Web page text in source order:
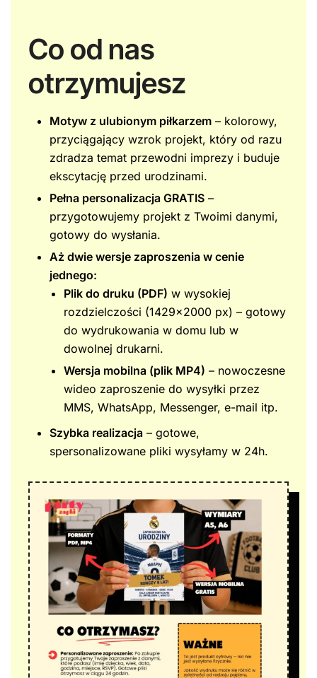
Co od nas
otrzymujesz
Motyw z ulubionym piłkarzem – kolorowy,
przyciągający wzrok projekt, który od razu
zdradza temat przewodni imprezy i buduje
ekscytację przed urodzinami.
Pełna personalizacja GRATIS –
przygotowujemy projekt z Twoimi danymi,
gotowy do wysłania.
Aż dwie wersje zaproszenia w cenie
jednego:
Plik do druku (PDF) w wysokiej
rozdzielczości (1429×2000 px) – gotowy
do wydrukowania w domu lub w
dowolnej drukarni.
Wersja mobilna (plik MP4) – nowoczesne
wideo zaproszenie do wysyłki przez
MMS, WhatsApp, Messenger, e-mail itp.
Szybka realizacja – gotowe,
spersonalizowane pliki wysyłamy w 24h.